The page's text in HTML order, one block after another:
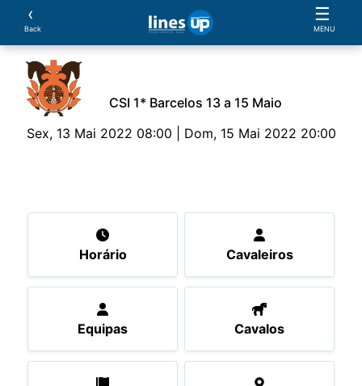
‹
Back
☰
MENU
CSI 1* Barcelos 13 a 15 Maio
Sex, 13 Mai 2022 08:00 | Dom, 15 Mai 2022 20:00
Horário Cavaleiros
Equipas Cavalos